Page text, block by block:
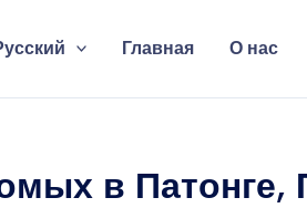
Главная О нас
в Патонге,